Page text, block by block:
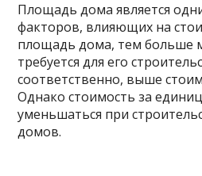
Площадь дома является
факторов, влияющих на
площадь дома, тем больше
требуется для его
соответственно, выше
Однако стоимость за
уменьшаться при
домов.